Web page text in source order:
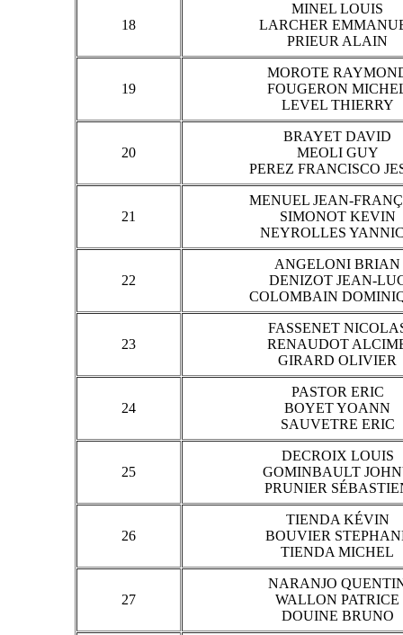
18
MINEL LOUIS
LARCHER
PRIEUR ALAIN
19
MOROTE
FOUGERON
LEVEL THIERRY
20
BRAYET DAVID
MEOLI GUY
PEREZ FRANCISCO
21
MENUEL JEAN-
SIMONOT KEVIN
NEYROLLES
22
ANGELONI BRIAN
DENIZOT JEAN-
COLOMBAIN
23
FASSENET
RENAUDOT
GIRARD OLIVIER
24
PASTOR ERIC
BOYET YOANN
SAUVETRE ERIC
25
DECROIX LOUIS
GOMINBAULT
PRUNIER
26
TIENDA KÉVIN
BOUVIER
TIENDA MICHEL
27
NARANJO
WALLON PATRICE
DOUINE BRUNO